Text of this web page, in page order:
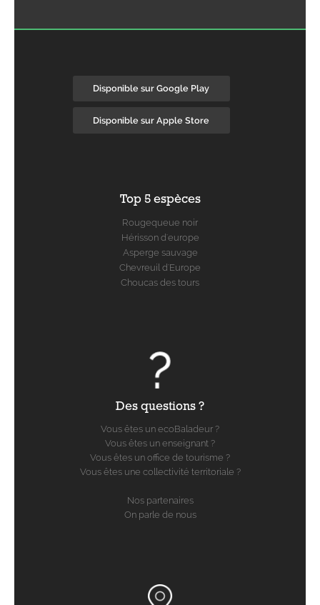
Disponible sur Google Play
Disponible sur Apple Store
Top 5 espèces
Rougequeue noir
Hérisson d'europe
Asperge sauvage
Chevreuil d'Europe
Choucas des tours
Des questions ?
Vous êtes un ecoBaladeur ?
Vous êtes un enseignant ?
Vous êtes un office de tourisme ?
Vous êtes une collectivité territoriale ?
Nos partenaires
On parle de nous